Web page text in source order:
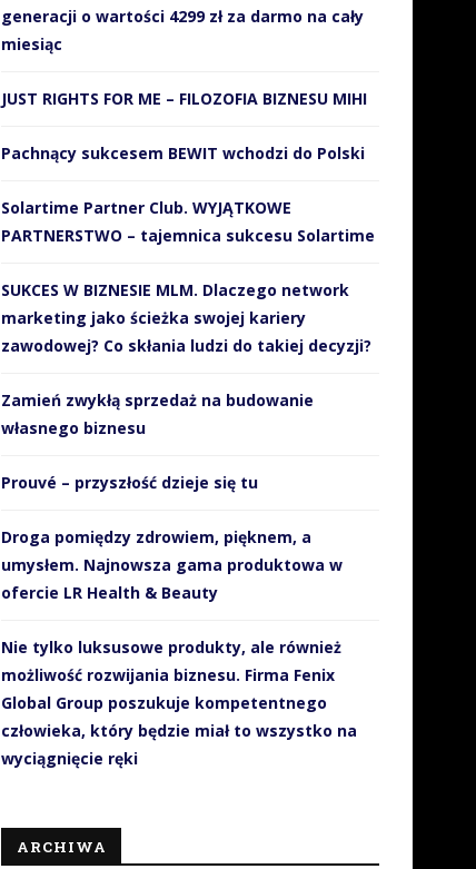
generacji o wartości 4299 zł za darmo na cały
miesiąc
JUST RIGHTS FOR ME – FILOZOFIA BIZNESU MIHI
Pachnący sukcesem BEWIT wchodzi do Polski
Solartime Partner Club. WYJĄTKOWE
PARTNERSTWO – tajemnica sukcesu Solartime
SUKCES W BIZNESIE MLM. Dlaczego network
marketing jako ścieżka swojej kariery
zawodowej? Co skłania ludzi do takiej decyzji?
Zamień zwykłą sprzedaż na budowanie
własnego biznesu
Prouvé – przyszłość dzieje się tu
Droga pomiędzy zdrowiem, pięknem, a
umysłem. Najnowsza gama produktowa w
ofercie LR Health & Beauty
Nie tylko luksusowe produkty, ale również
możliwość rozwijania biznesu. Firma Fenix
Global Group poszukuje kompetentnego
człowieka, który będzie miał to wszystko na
wyciągnięcie ręki
ARCHIWA